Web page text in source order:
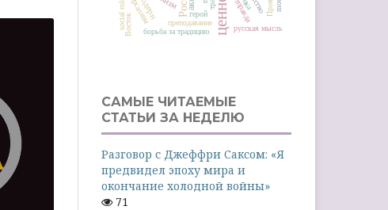
преподавание
Восток борьба за традицию русская мысль
social roles герой
САМЫЕ ЧИТАЕМЫЕ
СТАТЬИ ЗА НЕДЕЛЮ
Разговор с Джеффри Саксом: «Я
предвидел эпоху мира и
окончание холодной войны»
71